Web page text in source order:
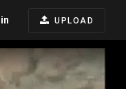
UPLOAD